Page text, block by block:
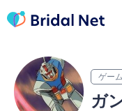
ゲー
ガ